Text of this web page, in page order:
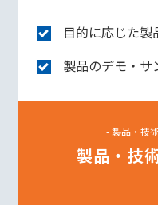
目的に応じた製
製品のデモ・サ
- 製品・技
製品・技